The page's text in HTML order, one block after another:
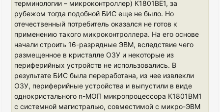
терминологии – микроконтроллер) К1801ВЕ1, за
рубежом тогда подобной БИС еще не было. Но
отечественный потребитель оказался не готов к
применению такого микроконтроллера. На его основе
начали строить 16-разрядные ЭВМ, вследствие чего
размещенное в кристалле ОЗУ и некоторые из
периферийных устройств не использовались. В
результате БИС была переработана, из нее извлекли
ОЗУ, периферийные устройства и выпустили в виде
однокристального n-МОП микропроцессора К1801ВМ1
с системной магистралью, совместимой с микро-ЭВМ